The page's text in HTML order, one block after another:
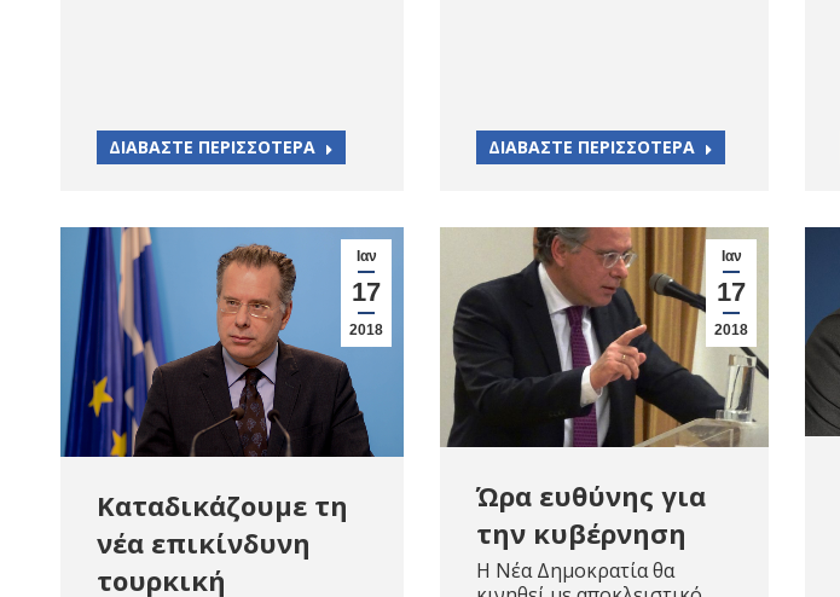
ΔΙΑΒΑΣΤΕ ΠΕΡΙΣΣΟΤΕΡΑ ΔΙΑΒΑΣΤΕ ΠΕΡΙΣΣΟΤΕΡΑ
Ιαν
17
2018
Καταδικάζουμε τη
νέα επικίνδυνη
τουρκική
Ιαν
17
2018
Ώρα ευθύνης για
την κυβέρνηση
Η Νέα Δημοκρατία θα